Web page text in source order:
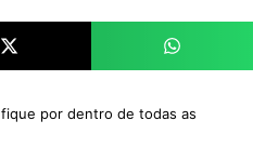
por dentro de todas as